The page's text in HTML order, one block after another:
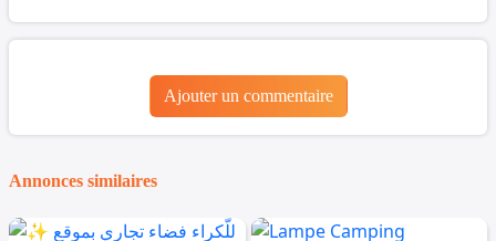
Ajouter un commentaire
Annonces similaires